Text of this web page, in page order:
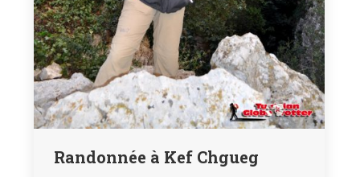
Randonnée à Kef Chgueg